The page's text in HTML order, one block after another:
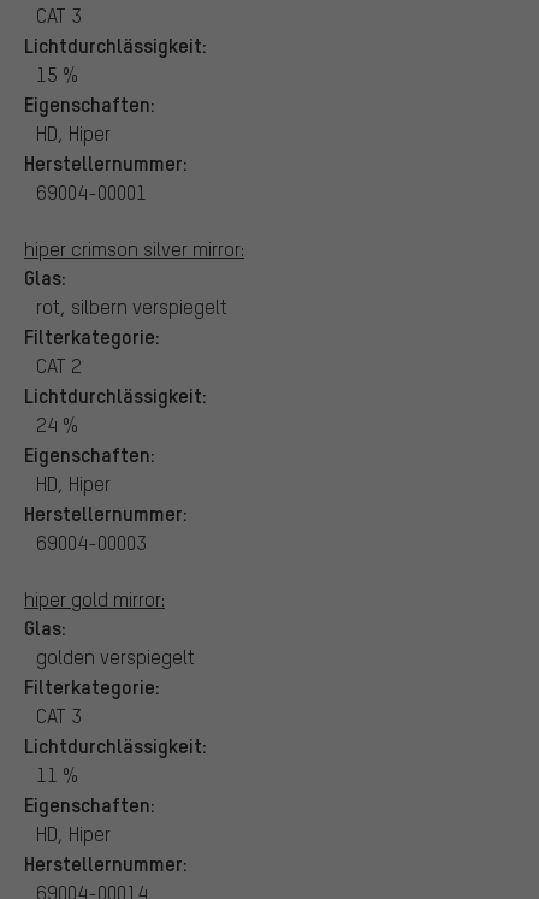
CAT 3
Lichtdurchlässigkeit:
15 %
Eigenschaften:
HD, Hiper
Herstellernummer:
69004-00001
hiper crimson silver mirror:
Glas:
rot, silbern verspiegelt
Filterkategorie:
CAT 2
Lichtdurchlässigkeit:
24 %
Eigenschaften:
HD, Hiper
Herstellernummer:
69004-00003
hiper gold mirror:
Glas:
golden verspiegelt
Filterkategorie:
CAT 3
Lichtdurchlässigkeit:
11 %
Eigenschaften:
HD, Hiper
Herstellernummer:
69004-00014